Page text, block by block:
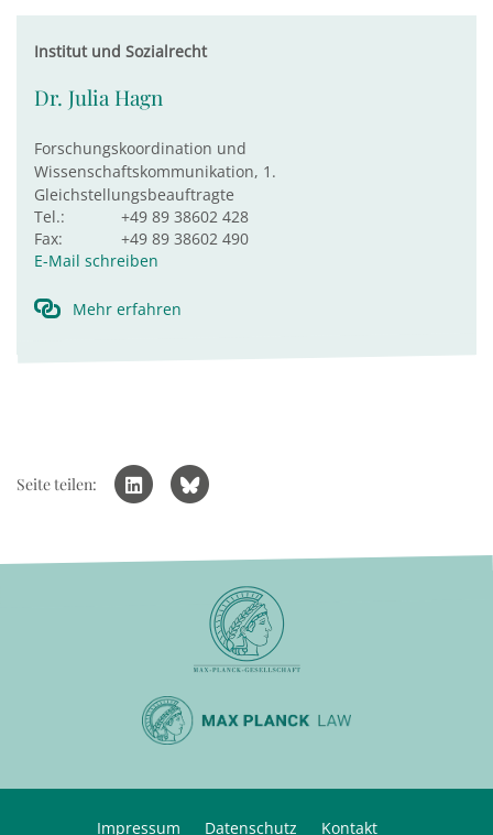
Institut und Sozialrecht
Dr. Julia Hagn
Forschungskoordination und
Wissenschaftskommunikation, 1.
Gleichstellungsbeauftragte
Tel.:
+49 89 38602 428
Fax:
+49 89 38602 490
E-Mail schreiben
Mehr erfahren
Seite teilen:
Impressum Datenschutz Kontakt